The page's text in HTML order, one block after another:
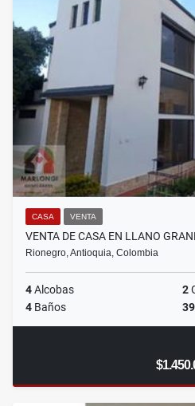
CASA VENTA
VENTA DE CASA EN LLANO
Rionegro, Antioquia, Colombia
4Alcobas 2
4 Baños